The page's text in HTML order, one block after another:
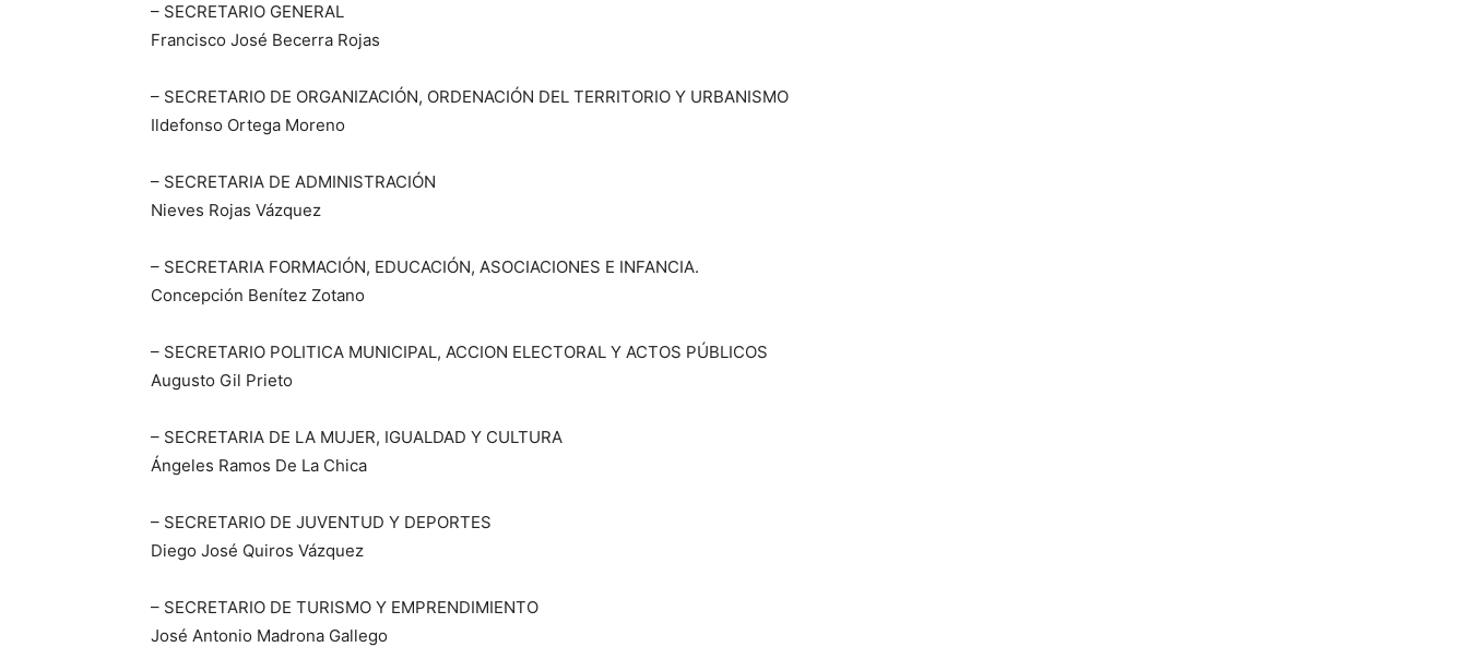
– SECRETARIO GENERAL
Francisco José Becerra Rojas
– SECRETARIO DE ORGANIZACIÓN, ORDENACIÓN DEL TERRITORIO Y URBANISMO
Ildefonso Ortega Moreno
– SECRETARIA DE ADMINISTRACIÓN
Nieves Rojas Vázquez
– SECRETARIA FORMACIÓN, EDUCACIÓN, ASOCIACIONES E INFANCIA.
Concepción Benítez Zotano
– SECRETARIO POLITICA MUNICIPAL, ACCION ELECTORAL Y ACTOS PÚBLICOS
Augusto Gil Prieto
– SECRETARIA DE LA MUJER, IGUALDAD Y CULTURA
Ángeles Ramos De La Chica
– SECRETARIO DE JUVENTUD Y DEPORTES
Diego José Quiros Vázquez
– SECRETARIO DE TURISMO Y EMPRENDIMIENTO
José Antonio Madrona Gallego